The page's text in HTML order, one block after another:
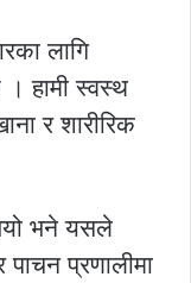
लागि
। हामी स्वस्थ
र शारीरिक
भने यसले
प्रणालीमा